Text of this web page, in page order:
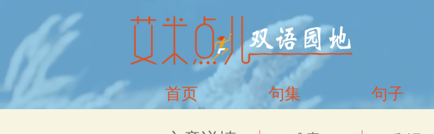
首页 句集 句子